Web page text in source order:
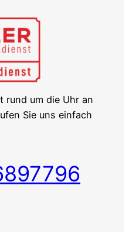
rund um die Uhr an
Sie uns einfach